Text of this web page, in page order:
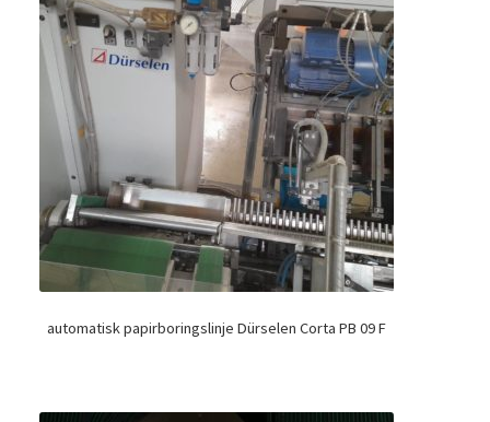
automatisk papirboringslinje Dürselen Corta PB 09 F